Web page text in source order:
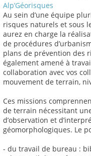
Alp’Géorisques
Au sein d’une équipe
risques naturels et sous
aurez en charge la
de procédures
plans de prévention des
également amené à
collaboration avec vos
mouvement de terrain,
Ces missions
de terrain nécessitant
d’observation et
géomorphologiques. Le
- du travail de bureau :